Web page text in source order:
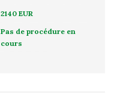
2140 EUR
Pas de procédure en
cours